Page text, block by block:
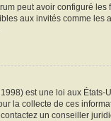
peut avoir configuré
aux invités comme
est une loi aux États-
la collecte de ces
un conseiller